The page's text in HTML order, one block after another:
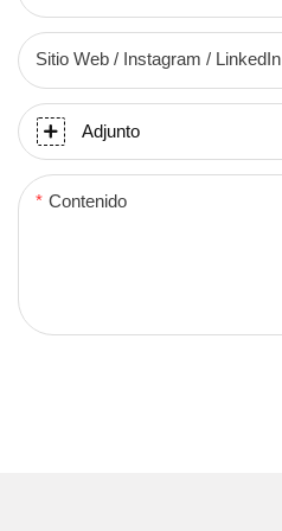
Sitio Web / Instagram / LinkedIn
Adjunto
Contenido